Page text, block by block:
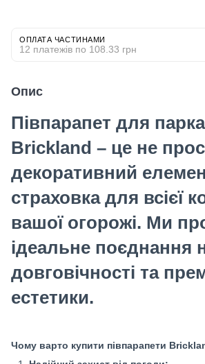
ОПЛАТА ЧАСТИНАМИ
12 платежів по 108.33 грн
Опис
Півпарапет для
Brickland – це не
декоративний
страховка для всієї
вашої огорожі. Ми
ідеальне поєднання
довговічності та
естетики.
Чому варто купити півпарапети